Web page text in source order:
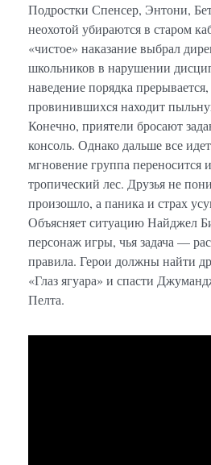
Подростки Спенсер, Энтони,
неохотой убираются в старом
«чистое» наказание выбрал
школьников в нарушении
наведение порядка
провинившихся находит
Конечно, приятели бросают
консоль. Однако дальше все
мгновение группа переносится
тропический лес. Друзья не
произошло, а паника и страх
Объясняет ситуацию Найджел
персонаж игры, чья задача —
правила. Герои должны найти
«Глаз ягуара» и спасти
Пелта.